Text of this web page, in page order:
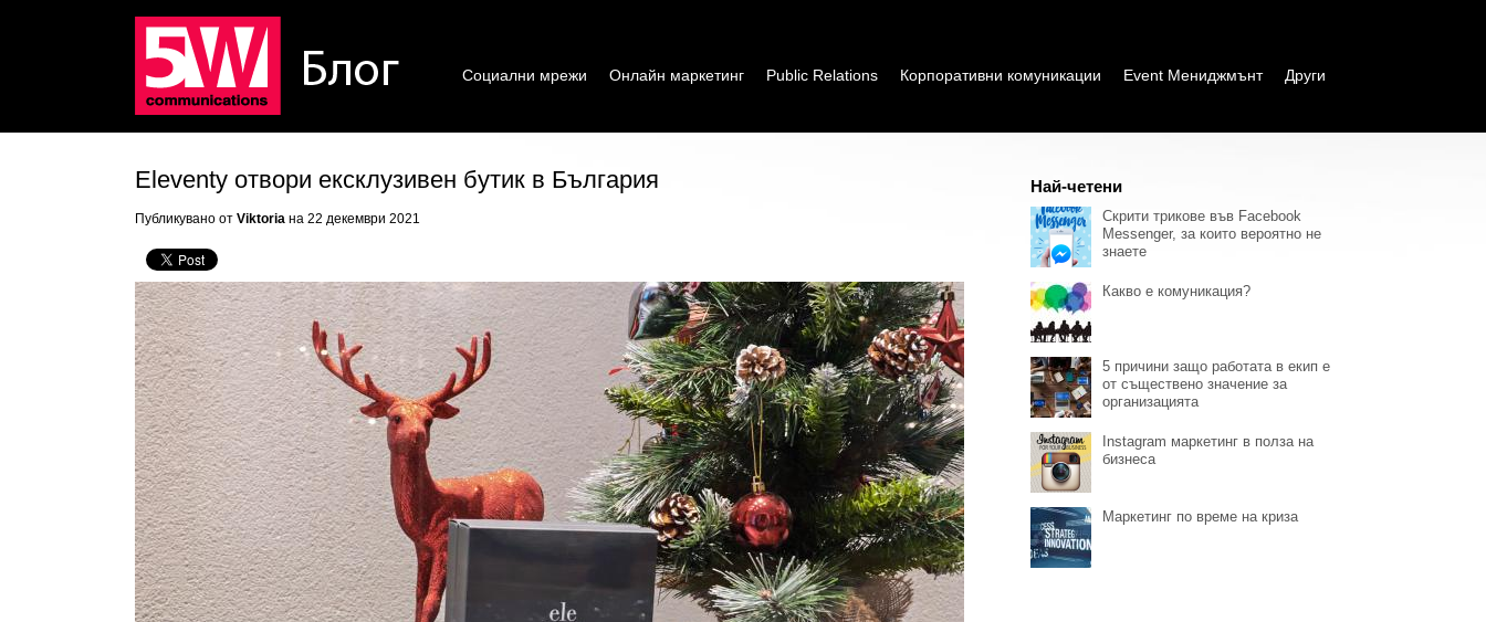
Социални мрежи Онлайн маркетинг Public Relations Корпоративни комуникации Event Мениджмънт Други
Eleventy отвори ексклузивен бутик в България
Публикувано от Viktoria на 22 декември 2021
Най-четени
Скрити трикове във Facebook
Messenger, за които вероятно не
знаете
Какво е комуникация?
5 причини защо работата в екип е
от съществено значение за
организацията
Instagram маркетинг в полза на
бизнеса
Маркетинг по време на криза